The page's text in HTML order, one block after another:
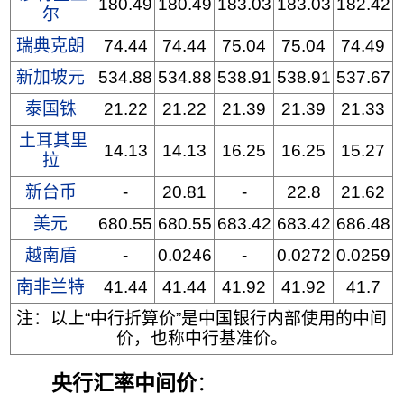
尔
180.49 180.49 183.03 183.03 182.42
瑞典克朗 74.44 74.44 75.04 75.04
74.49
新加坡元
534.88 534.88 538.91 538.91 537.67
泰国铢
21.22 21.22 21.39 21.39
21.33
土耳其里
拉
14.13 14.13 16.25 16.25 15.27
新台币 - 20.81 - 22.8
21.62
美元
680.55 680.55 683.42 683.42 686.48
越南盾
- 0.0246 - 0.0272 0.0259
南非兰特
41.44 41.44 41.92 41.92
41.7
注：以上“中行折算价”是中国银行内部使用的中间
价，也称中行基准价。
央行汇率中间价：